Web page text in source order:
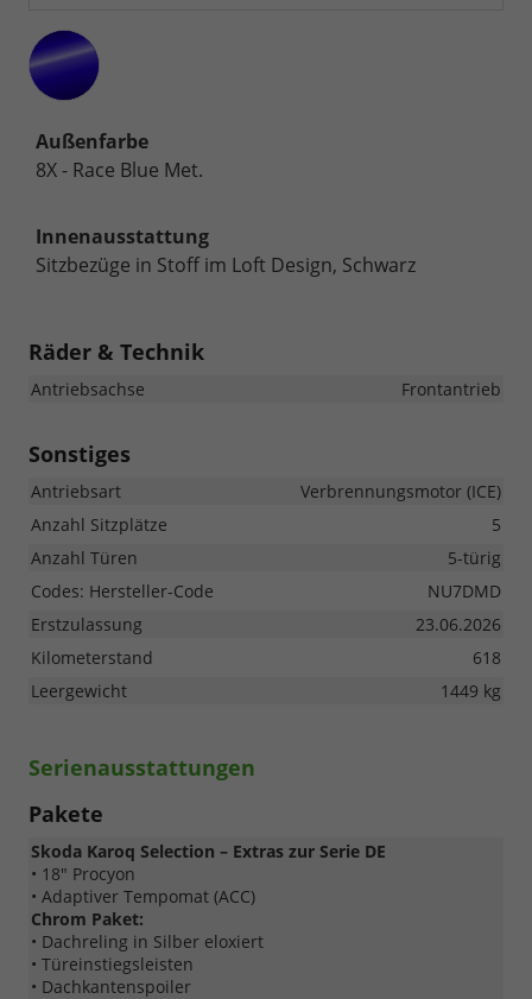
Außenfarbe
8X - Race Blue Met.
Innenausstattung
Sitzbezüge in Stoff im Loft Design, Schwarz
Räder & Technik
Antriebsachse Frontantrieb
Sonstiges
Antriebsart
Verbrennungsmotor (ICE)
Anzahl Sitzplätze
5
Anzahl Türen
5-türig
Codes: Hersteller-Code
NU7DMD
Erstzulassung
23.06.2026
Kilometerstand
618
Leergewicht
1449 kg
Serienausstattungen
Pakete
Skoda Karoq Selection – Extras zur Serie DE
• 18" Procyon
• Adaptiver Tempomat (ACC)
Chrom Paket:
• Dachreling in Silber eloxiert
• Türeinstiegsleisten
• Dachkantenspoiler